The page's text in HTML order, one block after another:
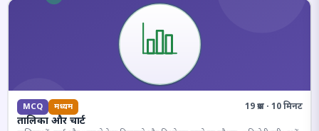
MCQ मध्यम 19 प्रश्न · 10 मिनट
तालिका और चार्ट